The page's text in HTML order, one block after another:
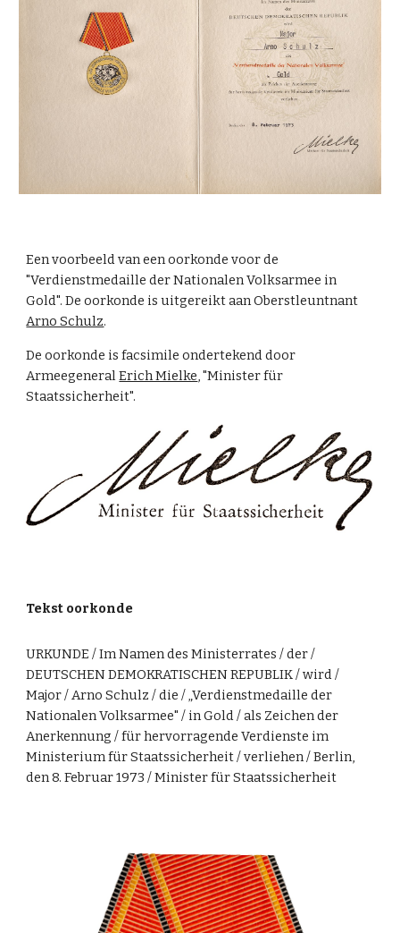
Een voorbeeld van een oorkonde voor de
"Verdienstmedaille der Nationalen Volksarmee in
Gold". De oorkonde is uitgereikt aan Oberstleuntnant
Arno Schulz.
De oorkonde is facsimile ondertekend door
ArmeegeneralErich Mielke, "Minister für
Staatssicherheit".
Tekst oorkonde
URKUNDE / Im Namen des Ministerrates / der /
DEUTSCHEN DEMOKRATISCHEN REPUBLIK / wird /
Major/ Arno Schulz/ die / „Verdienstmedaille der
Nationalen Volksarmee" / in Gold / als Zeichen der
Anerkennung / für hervorragende Verdienste im
Ministerium für Staatssicherheit / verliehen / Berlin,
den8. Februar 1973 / Minister für Staatssicherheit